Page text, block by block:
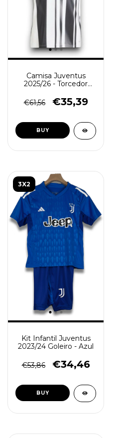
Camisa Juventus
2025/26 - Torcedor
Preta
€61,56 €35,39
BUY
3X2
Kit Infantil Juventus
2023/24 Goleiro - Azul
€53,86 €34,46
BUY